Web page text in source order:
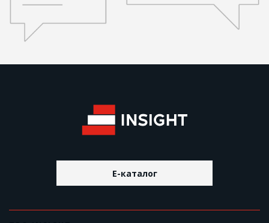
E-каталог